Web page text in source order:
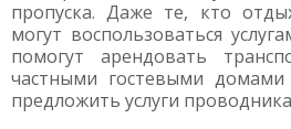
пропуска. Даже те, кто
могут воспользоваться
помогут арендовать
частными гостевыми
предложить услуги